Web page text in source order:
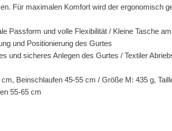
Für maximalen Komfort wird der ergonomisch
Passform und volle Flexibilität / Kleine Tasche
und Positionierung des Gurtes
und sicheres Anlegen des Gurtes / Textiler
Beinschlaufen 45-55 cm / Größe M: 435 g,
55-65 cm